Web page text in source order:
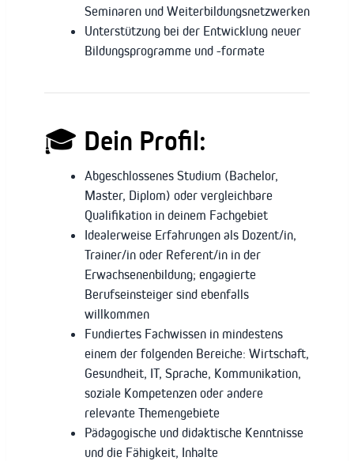
Seminaren und Weiterbildungsnetzwerken
Unterstützung bei der Entwicklung neuer
Bildungsprogramme und -formate
🎓 Dein Profil:
Abgeschlossenes Studium (Bachelor,
Master, Diplom) oder vergleichbare
Qualifikation in deinem Fachgebiet
Idealerweise Erfahrungen als Dozent/in,
Trainer/in oder Referent/in in der
Erwachsenenbildung; engagierte
Berufseinsteiger sind ebenfalls
willkommen
Fundiertes Fachwissen in mindestens
einem der folgenden Bereiche: Wirtschaft,
Gesundheit, IT, Sprache, Kommunikation,
soziale Kompetenzen oder andere
relevante Themengebiete
Pädagogische und didaktische Kenntnisse
und die Fähigkeit, Inhalte